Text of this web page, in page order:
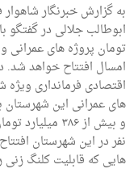
تومان پروژه های
امسال افتتاح خواهد شد.
اقتصادی فرمانداری
نفر در این شهرستان
هایی که قابلیت کلنگ